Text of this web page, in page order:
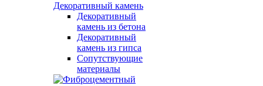
Декоративный камень
Декоративный
камень из бетона
Декоративный
камень из гипса
Сопутствующие
материалы